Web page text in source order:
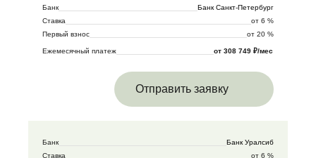
Банк
Банк Санкт-Петербург
Ставка
от 6 %
Первый взнос
от 20 %
Ежемесячный платеж от 308 749 ₽/мес
Отправить заявку
Банк
Банк Уралсиб
Ставка
от 6 %